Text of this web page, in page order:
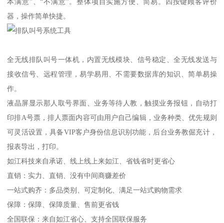
本满意”、“不满意”。整体项目实施方便、简易。四按键顾客评价
器，操作简单快捷。
全无线排队叫号一体机，内置无线模块、信号稳定、全无线发送与
接收信号、远程管理，易学易用、不需要数据库的知识、简单易操
作。
液晶屏显示那人取号界面、业务等待人教，触摸业务报钮，自动打
印排A号票，排人票面内容可由用户自己编辑，业务种类、优先规则
可灵活设置，具备VIP客户身份信息识别功能，后台业务教倔充计，
报表导出，打印。
如江科技来自承诺、线上线上来如江、省钱省时更省心
直销：实力、直销、没有中间商赚差价
一站式购齐：多品类别、可定制化、满足一站式购物需求
保障：保障、保障质量、售前更省钱
全国联保：来自如江省心、支持全国联保服务